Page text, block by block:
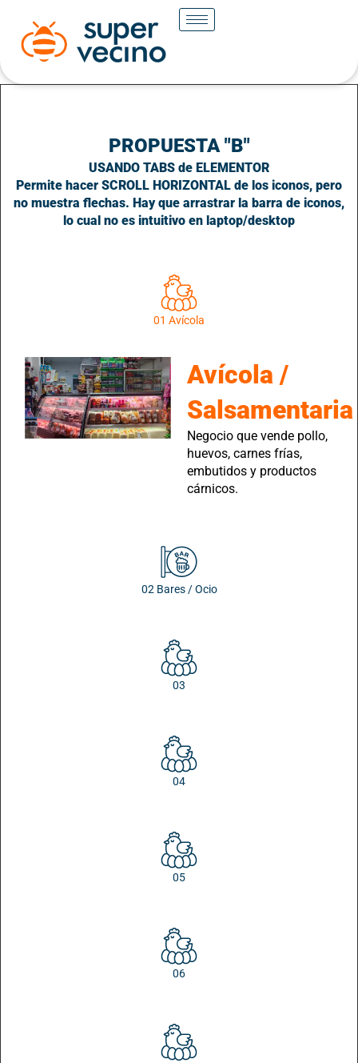
PROPUESTA "B"
USANDO TABS de ELEMENTOR
Permite hacer SCROLL HORIZONTAL de los iconos, pero
no muestra flechas. Hay que arrastrar la barra de iconos,
lo cual no es intuitivo en laptop/desktop
01 Avícola
02 Bares / Ocio
03
04
05
06
Avícola /
Salsamentaria
Negocio que vende pollo,
huevos, carnes frías,
embutidos y productos
cárnicos.